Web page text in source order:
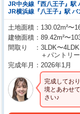
JR中央線『西八王子』駅
JR横浜線『八王子』駅
土地面積
130.02m²〜
建物面積
89.42m²〜
間取り
3LDK〜4LDK
＋パントリ
完成年月
2026年1月
完成してお
境とあわせ
さい♪